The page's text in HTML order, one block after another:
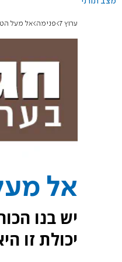
ערוץ 7 פנימה אל מעל
אל
יש בנו
יכולת זו